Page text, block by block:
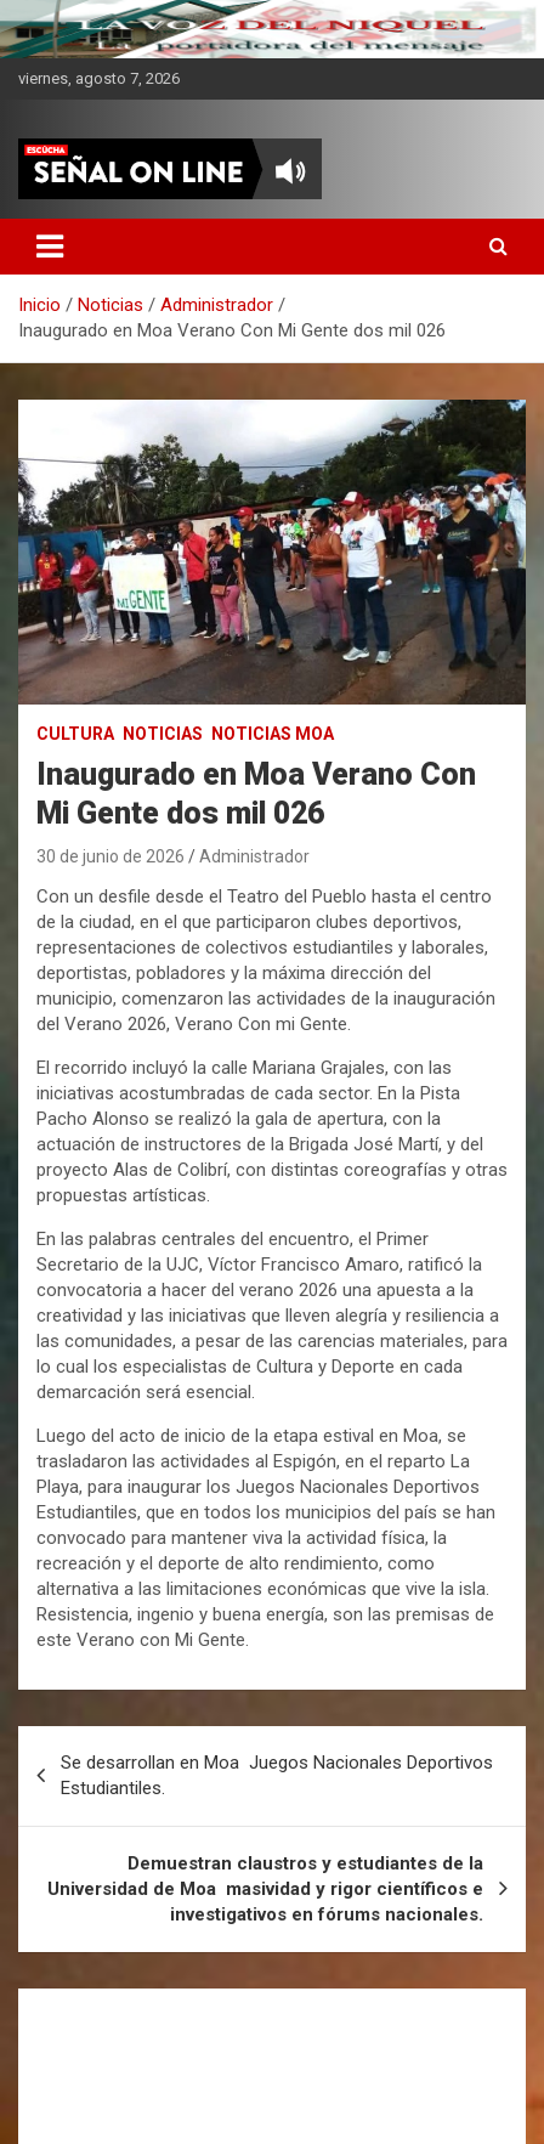
viernes, agosto 7, 2026
CMKV La Portadora del
Mensaje
Inicio Noticias
Administrador
Inaugurado en Moa Verano Con Mi Gente dos mil 026
CULTURA NOTICIAS NOTICIAS MOA
Inaugurado en Moa Verano Con
Mi Gente dos mil 026
30 de junio de 2026 Administrador
Con un desfile desde el Teatro del Pueblo hasta el centro
de la ciudad, en el que participaron clubes deportivos,
representaciones de colectivos estudiantiles y laborales,
deportistas, pobladores y la máxima dirección del
municipio, comenzaron las actividades de la inauguración
del Verano 2026, Verano Con mi Gente.
El recorrido incluyó la calle Mariana Grajales, con las
iniciativas acostumbradas de cada sector. En la Pista
Pacho Alonso se realizó la gala de apertura, con la
actuación de instructores de la Brigada José Martí, y del
proyecto Alas de Colibrí, con distintas coreografías y otras
propuestas artísticas.
En las palabras centrales del encuentro, el Primer
Secretario de la UJC, Víctor Francisco Amaro, ratificó la
convocatoria a hacer del verano 2026 una apuesta a la
creatividad y las iniciativas que lleven alegría y resiliencia a
las comunidades, a pesar de las carencias materiales, para
lo cual los especialistas de Cultura y Deporte en cada
demarcación será esencial.
Luego del acto de inicio de la etapa estival en Moa, se
trasladaron las actividades al Espigón, en el reparto La
Playa, para inaugurar los Juegos Nacionales Deportivos
Estudiantiles, que en todos los municipios del país se han
convocado para mantener viva la actividad física, la
recreación y el deporte de alto rendimiento, como
alternativa a las limitaciones económicas que vive la isla.
Resistencia, ingenio y buena energía, son las premisas de
este Verano con Mi Gente.
Se desarrollan en Moa Juegos Nacionales Deportivos
Estudiantiles.
Demuestran claustros y estudiantes de la
Universidad de Moa masividad y rigor científicos e
investigativos en fórums nacionales.